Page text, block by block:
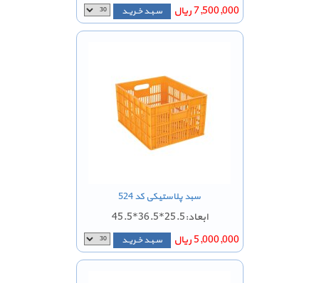
7,500,000 ریال
سـبـد خـریـد
سبد پلاستیکی کد 524
ابعاد:25.5*36.5*45.5
5,000,000 ریال
سـبـد خـریـد